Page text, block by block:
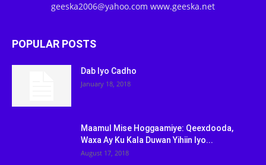
geeska2006@yahoo.com www.geeska.net
POPULAR POSTS
Dab Iyo Cadho
January 18, 2018
Maamul Mise Hoggaamiye: Qeexdooda,
Waxa Ay Ku Kala Duwan Yihiin Iyo...
August 17, 2018